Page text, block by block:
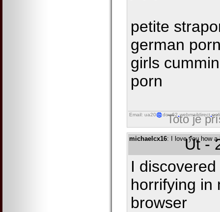
petite
german
girls
porn
Email: ua20 dow62 webmaildirect
Toto je
michaelcx16: I love you how a
Út -
I
horrifying in
browser